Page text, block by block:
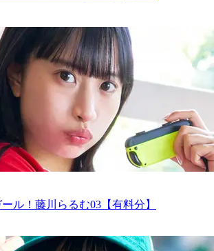
ル！藤川らるむ03【有料分】